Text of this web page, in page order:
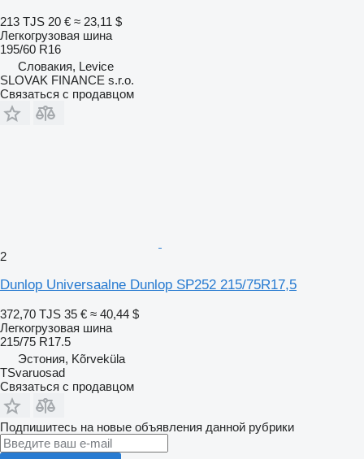
213 TJS 20 € ≈ 23,11 $
Легкогрузовая шина
195/60 R16
Словакия, Levice
SLOVAK FINANCE s.r.o.
Связаться с продавцом
2
Dunlop Universaalne Dunlop SP252 215/75R17,5
372,70 TJS 35 € ≈ 40,44 $
Легкогрузовая шина
215/75 R17.5
Эстония, Kõrveküla
TSvaruosad
Связаться с продавцом
Подпишитесь на новые объявления данной рубрики